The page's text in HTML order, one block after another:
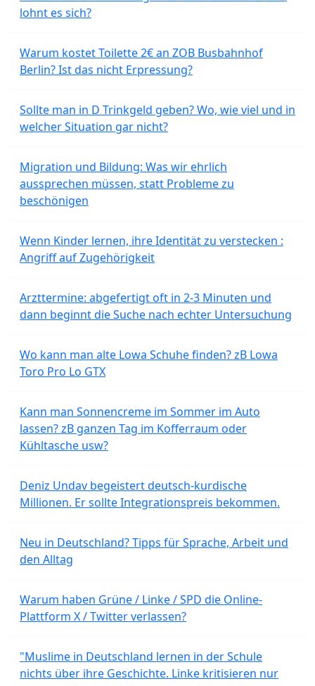
lohnt es sich?
Warum kostet Toilette 2€ an ZOB Busbahnhof
Berlin? Ist das nicht Erpressung?
Sollte man in D Trinkgeld geben? Wo, wie viel und in
welcher Situation gar nicht?
Migration und Bildung: Was wir ehrlich
aussprechen müssen, statt Probleme zu
beschönigen
Wenn Kinder lernen, ihre Identität zu verstecken :
Angriff auf Zugehörigkeit
Arzttermine: abgefertigt oft in 2-3 Minuten und
dann beginnt die Suche nach echter Untersuchung
Wo kann man alte Lowa Schuhe finden? zB Lowa
Toro Pro Lo GTX
Kann man Sonnencreme im Sommer im Auto
lassen? zB ganzen Tag im Kofferraum oder
Kühltasche usw?
Deniz Undav begeistert deutsch-kurdische
Millionen. Er sollte Integrationspreis bekommen.
Neu in Deutschland? Tipps für Sprache, Arbeit und
den Alltag
Warum haben Grüne / Linke / SPD die Online-
Plattform X / Twitter verlassen?
"Muslime in Deutschland lernen in der Schule
nichts über ihre Geschichte. Linke kritisieren nur